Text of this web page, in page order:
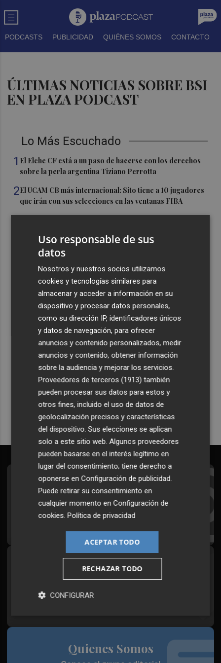
PODCASTS PUBLICIDAD QUIÉNES SOMOS CONTACTO
ÚLTIMAS NOTICIAS SOBRE BSI
EN PLAZA PODCAST
Lo Más Escuchado
1 El Elche CF está a un paso de hacerse con los derechos
sobre la perla argentina Tiziano Perrotta
2El UCAM CB más internacional: Sito tiene a 10 jugadores
que irán con sus selecciones en las ventanas FIBA
La Región de Murcia celebra la Semana de la Juventud
El coste de la vivienda: 1.338 € netos al mes, el salario
mínimo para poder comprar una vivienda en Castellón
Recibe toda la actualidad de
Plaza Podcast en tu correo
Quiero suscribirme
Suscríbete al Boletín
Todos los días a primera hora en tu email
Síguenos en redes
Plaza Podcast, desde cualquier medio
Quienes Somos
Uso responsable de sus
datos
Nosotros y nuestros socios utilizamos
cookies y tecnologías similares para
almacenar y acceder a información en su
dispositivo y procesar datos personales,
como su dirección IP, identificadores únicos
y datos de navegación, para ofrecer
anuncios y contenido personalizados, medir
anuncios y contenido, obtener información
sobre la audiencia y mejorar los servicios.
Proveedores de terceros (1913) también
pueden procesar sus datos para estos y
otros fines, incluido el uso de datos de
geolocalización precisos y características
del dispositivo. Sus elecciones se aplican
solo a este sitio web. Algunos proveedores
pueden basarse en el interés legítimo en
lugar del consentimiento; tiene derecho a
oponerse enConfiguración de publicidad
Puede retirar su consentimiento en
cualquier momento enConfiguración de
cookies .Política de privacidad
ACEPTAR TODO
RECHAZAR TODO
CONFIGURAR